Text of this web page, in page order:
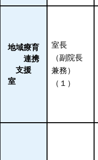
地域療育
連携
支援
室
室長
（副院長
兼務）
（１）